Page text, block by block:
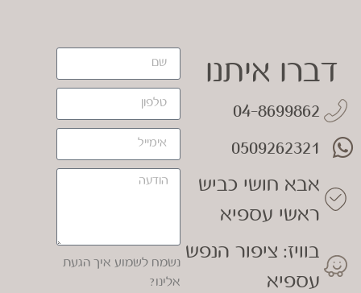
דברו איתנו
04-8699862
0509262321
אבא חושי כביש
ראשי עספיא
בוויז: ציפור הנפש
עספיא
נשמח לשמוע איך הגעת
אלינו?